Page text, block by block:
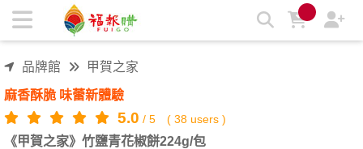
《甲賀之家》竹鹽青花椒餅224g/包 | 福報購蔬食購物商城
品牌館 甲賀之家
麻香酥脆 味蕾新體驗
5.0 / 5 ( 38 users )
《甲賀之家》竹鹽青花椒餅224g/包